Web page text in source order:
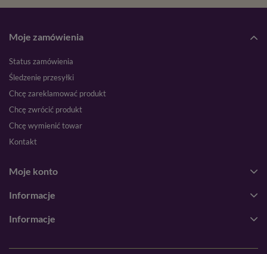
Moje zamówienia
Status zamówienia
Śledzenie przesyłki
Chcę zareklamować produkt
Chcę zwrócić produkt
Chcę wymienić towar
Kontakt
Moje konto
Informacje
Informacje